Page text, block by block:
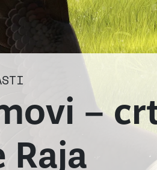
–
Raja